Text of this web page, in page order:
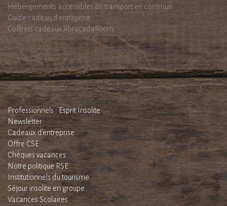
Hébergements accessibles en transport en commun
Guide cadeau d'entreprise
Coffrets cadeaux AbracadaRoom
Professionnels : Esprit Insolite
Newsletter
Cadeaux d'entreprise
Offre CSE
Chèques vacances
Notre politique RSE
Institutionnels du tourisme
Séjour insolite en groupe
Vacances Scolaires